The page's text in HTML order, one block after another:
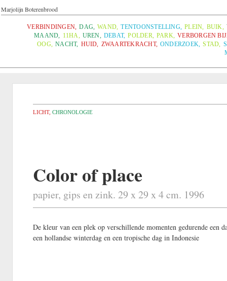
Marjolijn Boterenbrood
VERBINDINGEN, DAG, WAND, TENTOONSTELLING, PLEIN, BUIK,
MAAND, 11HA, UREN, DEBAT, POLDER, PARK, VERBORGEN
OOG, NACHT, HUID, ZWAARTEKRACHT, ONDERZOEK, STAD,
LICHT, CHRONOLOGIE
Color of place
papier, gips en zink. 29 x 29 x 4 cm. 1996
De kleur van een plek op verschillende momenten gedurende een
een hollandse winterdag en een tropische dag in Indonesie